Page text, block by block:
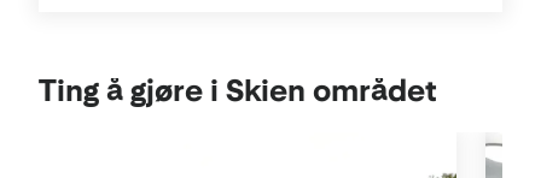
Ting å gjøre i Skien området